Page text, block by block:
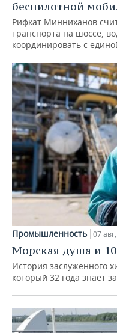
беспилотной
Рифкат Минниханов
транспорта на шоссе,
координировать с
Промышленность 07
Морская душа и
История заслуженного
который 32 года знает